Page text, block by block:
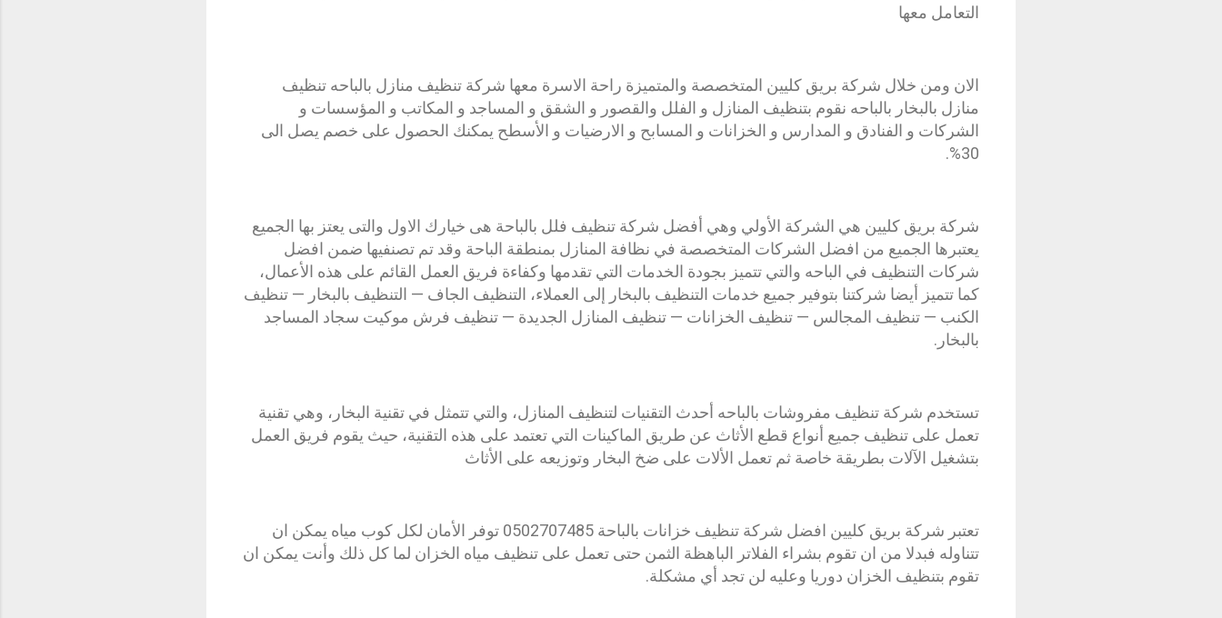
التعامل معها
الان ومن خلال شركة بريق كليين المتخصصة والمتميزة راحة الاسرة معها شركة تنظيف منازل بالباحه تنظيف
منازل بالبخار بالباحه نقوم بتنظيف المنازل و الفلل والقصور و الشقق و المساجد و المكاتب و المؤسسات و
الشركات و الفنادق و المدارس و الخزانات و المسابح و الارضيات و الأسطح يمكنك الحصول على خصم يصل الى
30%.
شركة بريق كليين هي الشركة الأولي وهي أفضل شركة تنظيف فلل بالباحة هى خيارك الاول والتى يعتز بها الجميع
يعتبرها الجميع من افضل الشركات المتخصصة في نظافة المنازل بمنطقة الباحة وقد تم تصنفيها ضمن افضل
شركات التنظيف في الباحه والتي تتميز بجودة الخدمات التي تقدمها وكفاءة فريق العمل القائم على هذه الأعمال،
كما تتميز أيضا شركتنا بتوفير جميع خدمات التنظيف بالبخار إلى العملاء، التنظيف الجاف — التنظيف بالبخار — تنظيف
الكنب — تنظيف المجالس — تنظيف الخزانات — تنظيف المنازل الجديدة — تنظيف فرش موكيت سجاد المساجد
بالبخار.
تستخدم شركة تنظيف مفروشات بالباحه أحدث التقنيات لتنظيف المنازل، والتي تتمثل في تقنية البخار، وهي تقنية
تعمل على تنظيف جميع أنواع قطع الأثاث عن طريق الماكينات التي تعتمد على هذه التقنية، حيث يقوم فريق العمل
بتشغيل الآلات بطريقة خاصة ثم تعمل الألات على ضخ البخار وتوزيعه على الأثاث
تعتبر شركة بريق كليين افضل شركة تنظيف خزانات بالباحة 0502707485 توفر الأمان لكل كوب مياه يمكن ان
تتناوله فبدلا من ان تقوم بشراء الفلاتر الباهظة الثمن حتى تعمل على تنظيف مياه الخزان لما كل ذلك وأنت يمكن ان
تقوم بتنظيف الخزان دوريا وعليه لن تجد أي مشكلة.